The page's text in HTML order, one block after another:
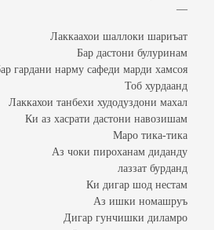
—
Лаккаахои шаллоки шариъат
Бар дастони булуринам
гардани нарму сафеди марди хамсоя
Тоб хурдаанд
Лаккахои танбехи худодуздони махал
Ки аз хасрати дастони навозишам
Маро тика-тика
Аз чоки пироханам диданду
лаззат бурданд
Ки дигар шод нестам
Аз ишки номашруъ
Дигар гунчишки диламро